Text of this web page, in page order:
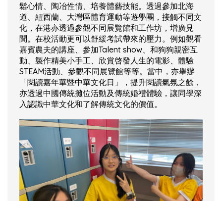
鬆心情、陶冶性情、培養體藝技能。透過參加北海
道、紐西蘭、大灣區體育運動等遊學團，接觸不同文
化，在港亦透過參觀不同展覽館和工作坊，增廣見
聞。在校活動更可以舒緩考試帶來的壓力。例如觀看
嘉賓農夫的講座、參加Talent show、和狗狗親密互
動、製作精美小手工、欣賞啓發人生的電影、體驗
STEAM活動、參觀不同展覽館等等。當中，亦舉辦
「閱讀嘉年華暨中華文化日」，提升閱讀氣氛之餘，
亦透過中國傳統攤位活動及傳統婚禮體驗，讓同學深
入認識中華文化和了解傳統文化的價值。